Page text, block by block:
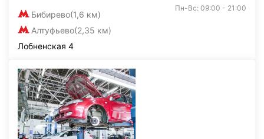
Бибирево(1,6 км)
Алтуфьево(2,35 км)
Пн-Вс: 09:00 - 21:00
Лобненская 4